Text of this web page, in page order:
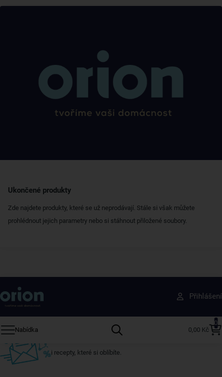
Ukončené produkty
Zde najdete produkty, které se už neprodávají. Stále si však můžete
prohlédnout jejich parametry nebo si stáhnout přiložené soubory.
Přihlášení
Nabídka
0
0,00 Kč
Získejte rady, recepty a tipy na slevy dřív než
ostatní
Přihlaste se k odběru našeho newsletteru.
i recepty, které si oblíbíte.